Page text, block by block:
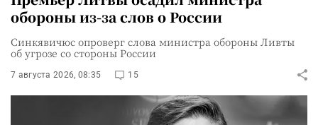
обороны из-за слов о России
Синкявичюс опроверг слова министра обороны Ливты
об угрозе со стороны России
7 августа 2026, 08:35 15